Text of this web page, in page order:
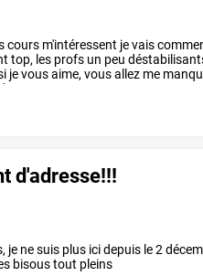
cours m'intéressent jevais
top, les profs un peu
jevousaime,vousallez me
de
d'adresse!!!
je ne suis plus ici depuis le 2
bisous tout pleins